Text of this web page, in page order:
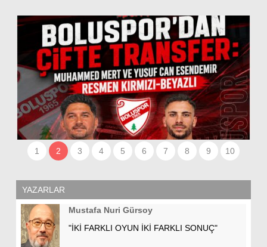
1 2 3 4 5 6 7 8 9 10
YAZARLAR
Mustafa Nuri Gürsoy
"İKİ FARKLI OYUN İKİ FARKLI SONUÇ"